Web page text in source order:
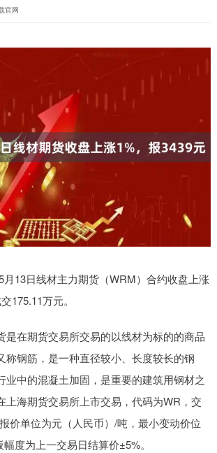
官网
13日线材主力期货（WRM）合约收盘上涨
175.11万元。
是在期货交易所交易的以线材为标的的商品
称钢筋，是一种直径较小、长度较长的钢
业中的混凝土加固，是重要的建筑用钢材之
上海期货交易所上市交易，代码为WR，交
价单位为元（人民币）/吨，最小变动价位
度为上一交易日结算价±5%。